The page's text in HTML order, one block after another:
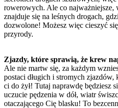
rowerowych. Ale co najważniejsze,
znajduje się na leśnych drogach,
dozwolone! Możesz więc cieszyć
przyrody.
Zjazdy, które sprawią, że krew
Ale nie martw się, za każdym
postaci długich i stromych zjazdów,
ci do żył! Tutaj naprawdę będziesz
uczucie pędzenia w dół, wiatr
otaczającego Cię blasku! To